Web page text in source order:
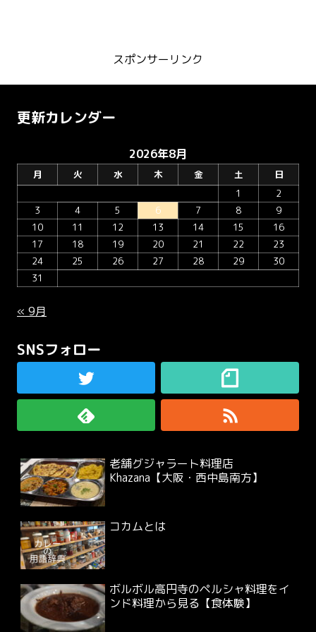
スポンサーリンク
更新カレンダー
2026年8月
月 火 水 木 金 土
日
1
2
3
4 5 6 7 8
9
10
11 12 13 14 15
16
17
18 19 20 21 22
23
24
25 26 27 28 29
30
31
« 9月
SNSフォロー
老舗グジャラート料理店
Khazana【大阪・西中島南方】
コカムとは
ボルボル高円寺のペルシャ料理をイ
ンド料理から見る【食体験】